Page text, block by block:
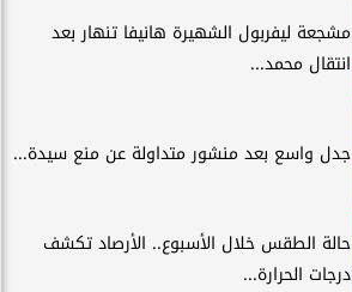
مشجعة ليفربول الشهيرة هانيفا تنهار بعد
انتقال محمد...
جدل واسع بعد منشور متداولة عن منع سيدة...
حالة الطقس خلال الأسبوع.. الأرصاد تكشف
درجات الحرارة...